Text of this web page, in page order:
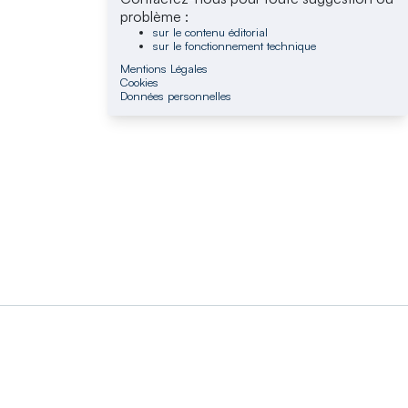
problème :
sur le contenu éditorial
sur le fonctionnement technique
Mentions Légales
Cookies
Données personnelles